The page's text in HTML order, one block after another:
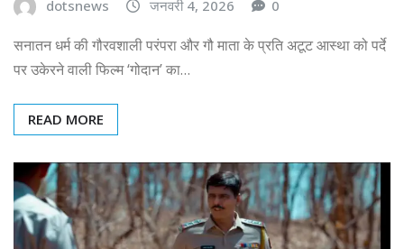
dotsnews जनवरी 4, 2026 0
सनातन धर्म की गौरवशाली परंपरा और गौ माता के प्रति अटूट आस्था को पर्दे
पर उकेरने वाली फिल्म ‘गोदान’ का…
READ MORE